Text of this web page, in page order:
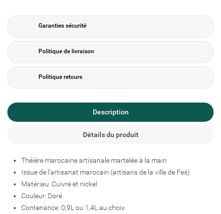
Garanties sécurité
Politique de livraison
Politique retours
Description
Détails du produit
Théière marocaine artisanale martelée à la main
Issue de l'artisanat marocain (artisans de la ville de Fes)
Matériau: Cuivre et nickel
Couleur: Doré
Contenance: 0,9L ou 1,4L au choix
Ajouter à ma liste d'envies
Nom de la liste d'envies
Connexion
Vous devez être connecté pour ajouter des produits à votre liste
d'envies.